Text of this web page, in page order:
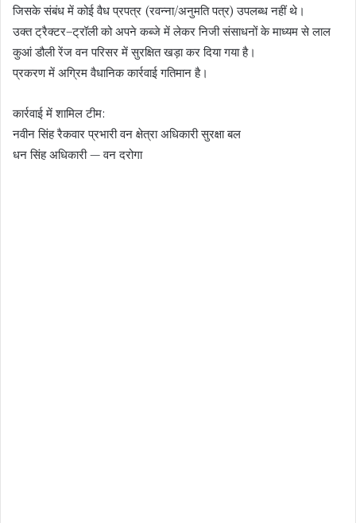
जिसके संबंध में कोई वैध प्रपत्र (रवन्ना/अनुमति पत्र) उपलब्ध नहीं थे।
उक्त ट्रैक्टर–ट्रॉली को अपने कब्जे में लेकर निजी संसाधनों के माध्यम से लाल
कुआं डौली रेंज वन परिसर में सुरक्षित खड़ा कर दिया गया है।
प्रकरण में अग्रिम वैधानिक कार्रवाई गतिमान है।
कार्रवाई में शामिल टीम:
नवीन सिंह रैकवार प्रभारी वन क्षेत्रा अधिकारी सुरक्षा बल
धन सिंह अधिकारी — वन दरोगा